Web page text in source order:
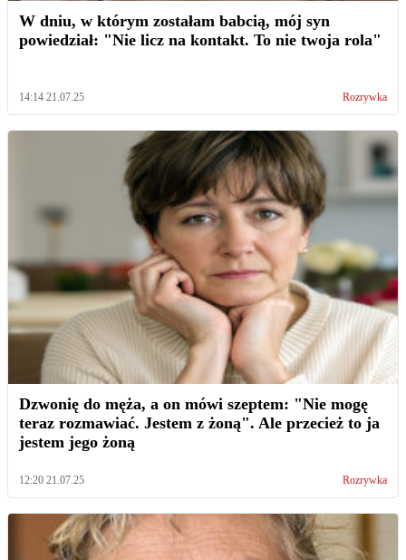
W dniu, w którym zostałam babcią, mój syn
powiedział: "Nie licz na kontakt. To nie twoja rola"
14:14 21.07.25 Rozrywka
Dzwonię do męża, a on mówi szeptem: "Nie mogę
teraz rozmawiać. Jestem z żoną". Ale przecież to ja
jestem jego żoną
12:20 21.07.25 Rozrywka